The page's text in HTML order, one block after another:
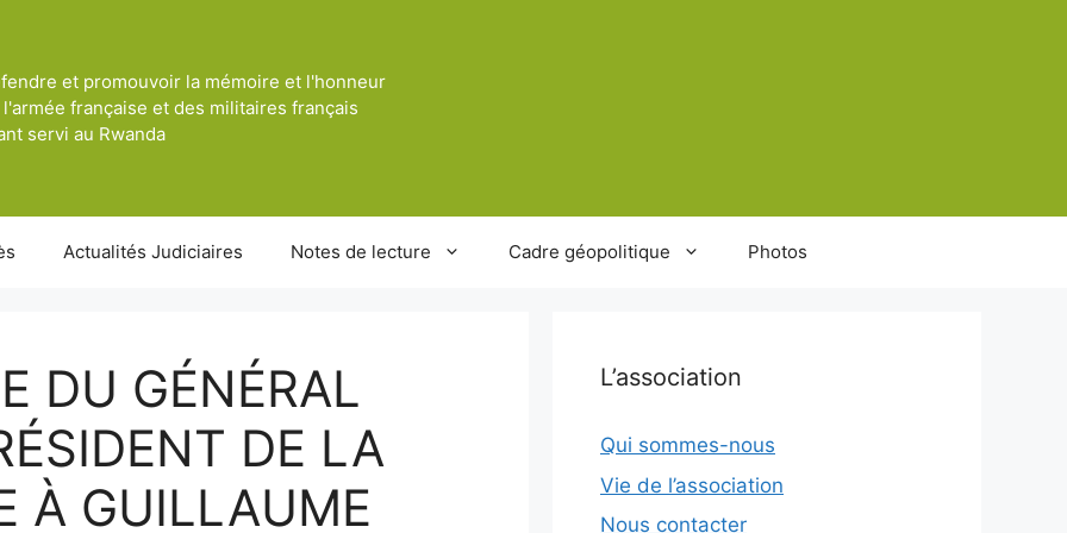
et promouvoir la mémoire et l'honneur
française et des militaires français
servi au Rwanda
Actualités Judiciaires Notes de lecture Cadre géopolitique Photos
DU GÉNÉRAL
DE LA
À GUILLAUME
L’association
Qui sommes-nous
Vie de l’association
Nous contacter